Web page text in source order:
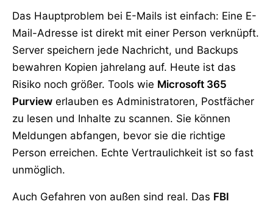
Das Hauptproblem bei E-Mails ist einfach: Eine E-
Mail-Adresse ist direkt mit einer Person verknüpft.
Server speichern jede Nachricht, und Backups
bewahren Kopien jahrelang auf. Heute ist das
Risiko noch größer. Tools wie Microsoft 365
Purview erlauben es Administratoren, Postfächer
zu lesen und Inhalte zu scannen. Sie können
Meldungen abfangen, bevor sie die richtige
Person erreichen. Echte Vertraulichkeit ist so fast
unmöglich.
Auch Gefahren von außen sind real. Das FBI